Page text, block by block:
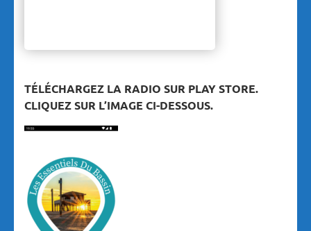
TÉLÉCHARGEZ LA RADIO SUR PLAY STORE.
CLIQUEZ SUR L’IMAGE CI-DESSOUS.